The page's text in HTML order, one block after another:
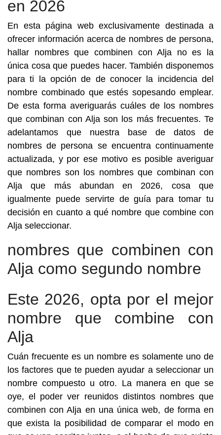
en 2026
En esta página web exclusivamente destinada a
ofrecer información acerca de nombres de persona,
hallar nombres que combinen con Alja no es la
única cosa que puedes hacer. También disponemos
para ti la opción de de conocer la incidencia del
nombre combinado que estés sopesando emplear.
De esta forma averiguarás cuáles de los nombres
que combinan con Alja son los más frecuentes. Te
adelantamos que nuestra base de datos de
nombres de persona se encuentra continuamente
actualizada, y por ese motivo es posible averiguar
que nombres son los nombres que combinan con
Alja que más abundan en 2026, cosa que
igualmente puede servirte de guía para tomar tu
decisión en cuanto a qué nombre que combine con
Alja seleccionar.
nombres que combinen con
Alja como segundo nombre
Este 2026, opta por el mejor
nombre que combine con
Alja
Cuán frecuente es un nombre es solamente uno de
los factores que te pueden ayudar a seleccionar un
nombre compuesto u otro. La manera en que se
oye, el poder ver reunidos distintos nombres que
combinen con Alja en una única web, de forma en
que exista la posibilidad de comparar el modo en